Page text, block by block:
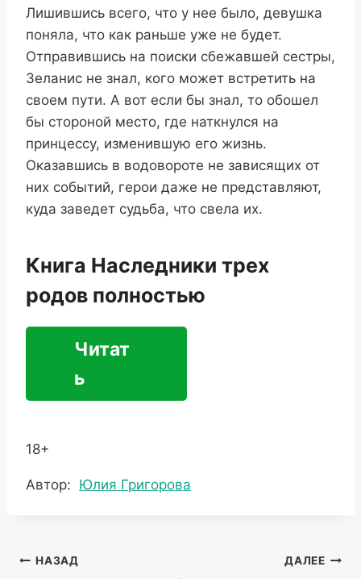
Лишившись всего, что у нее было, девушка
поняла, что как раньше уже не будет.
Отправившись на поиски сбежавшей сестры,
Зеланис не знал, кого может встретить на
своем пути. А вот если бы знал, то обошел
бы стороной место, где наткнулся на
принцессу, изменившую его жизнь.
Оказавшись в водовороте не зависящих от
них событий, герои даже не представляют,
куда заведет судьба, что свела их.
Книга Наследники трех
родов полностью
Читат
ь
18+
Метки
Автор: Юлия Григорова
Навигация
НАЗАД ДАЛЕЕ